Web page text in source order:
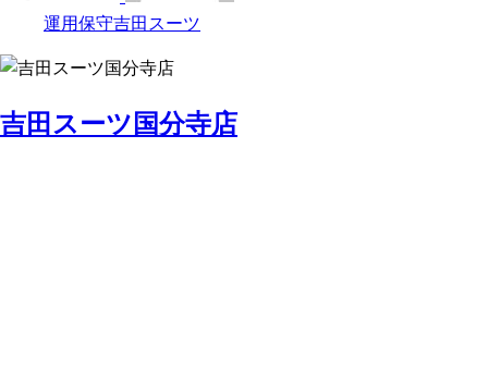
運用保守吉田スーツ
吉田スーツ国分寺店